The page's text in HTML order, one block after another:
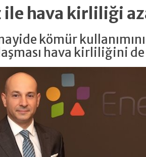
ile hava kirliliği
kömür
hava kirliliğini